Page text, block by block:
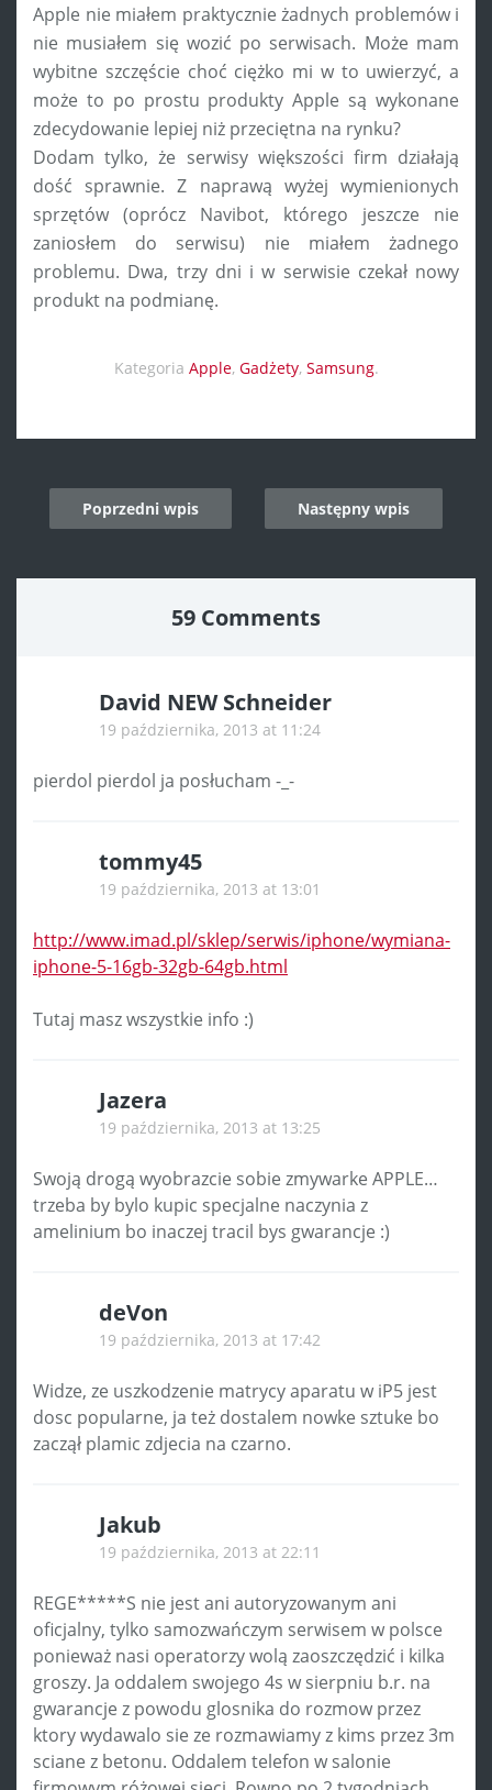
Apple nie miałem praktycznie żadnych problemów i
nie musiałem się wozić po serwisach. Może mam
wybitne szczęście choć ciężko mi w to uwierzyć, a
może to po prostu produkty Apple są wykonane
zdecydowanie lepiej niż przeciętna na rynku?
Dodam tylko, że serwisy większości firm działają
dość sprawnie. Z naprawą wyżej wymienionych
sprzętów (oprócz Navibot, którego jeszcze nie
zaniosłem do serwisu) nie miałem żadnego
problemu. Dwa, trzy dni i w serwisie czekał nowy
produkt na podmianę.
Kategoria Apple, Gadżety, Samsung.
Post
navigation
Poprzedni wpis Następny wpis
59 Comments
David NEW Schneider
19 października, 2013 at 11:24
pierdol pierdol ja posłucham -_-
tommy45
19 października, 2013 at 13:01
http://www.imad.pl/sklep/serwis/iphone/wymiana-
iphone-5-16gb-32gb-64gb.html
Tutaj masz wszystkie info :)
Jazera
19 października, 2013 at 13:25
Swoją drogą wyobrazcie sobie zmywarke APPLE…
trzeba by bylo kupic specjalne naczynia z
amelinium bo inaczej tracil bys gwarancje :)
deVon
19 października, 2013 at 17:42
Widze, ze uszkodzenie matrycy aparatu w iP5 jest
dosc popularne, ja też dostalem nowke sztuke bo
zaczął plamic zdjecia na czarno.
Jakub
19 października, 2013 at 22:11
REGE*****S nie jest ani autoryzowanym ani
oficjalny, tylko samozwańczym serwisem w polsce
ponieważ nasi operatorzy wolą zaoszczędzić i kilka
groszy. Ja oddalem swojego 4s w sierpniu b.r. na
gwarancje z powodu glosnika do rozmow przez
ktory wydawalo sie ze rozmawiamy z kims przez 3m
sciane z betonu. Oddalem telefon w salonie